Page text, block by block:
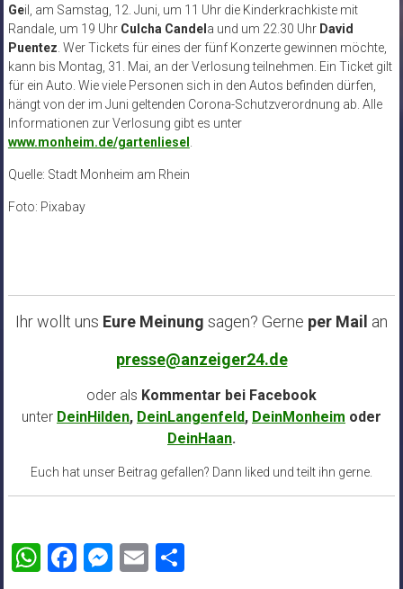
Geil, am Samstag, 12. Juni, um 11 Uhr die Kinderkrachkiste mit
Randale, um 19 Uhr Culcha Candel a und um 22.30 Uhr David
Puentez. Wer Tickets für eines der fünf Konzerte gewinnen möchte,
kann bis Montag, 31. Mai, an der Verlosung teilnehmen. Ein Ticket gilt
für ein Auto. Wie viele Personen sich in den Autos befinden dürfen,
hängt von der im Juni geltenden Corona-Schutzverordnung ab. Alle
Informationen zur Verlosung gibt es unter
www.monheim.de/gartenliesel .
Quelle: Stadt Monheim am Rhein
Foto: Pixabay
Ihr wollt uns Eure Meinung sagen? Gerne per Mail an
presse@anzeiger24.de
oder als Kommentar bei Facebook
unter DeinHilden, DeinLangenfeld, DeinMonheim oder
DeinHaan.
Euch hat unser Beitrag gefallen? Dann liked und teilt ihn gerne.
WhatsApp
Facebook
Messenger
EmailTeilen